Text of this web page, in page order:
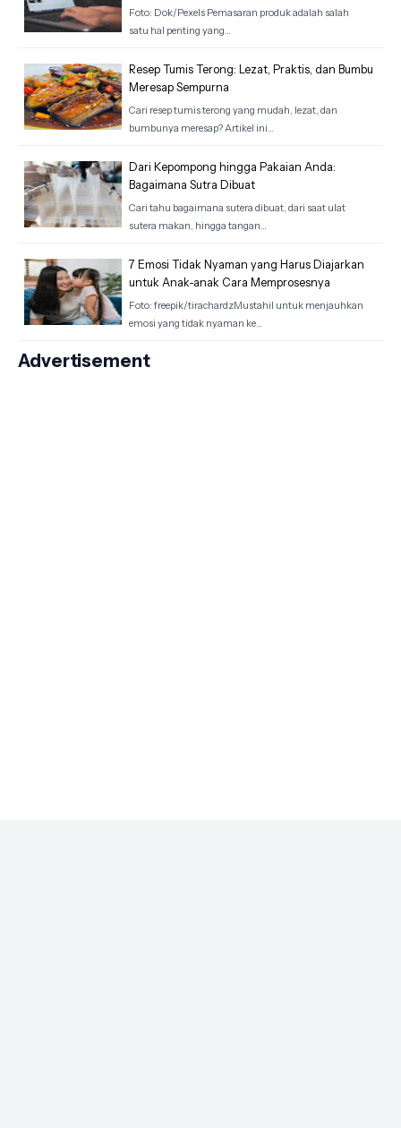
Foto: Dok/Pexels Pemasaran produk adalah salah
satu hal penting yang…
Resep Tumis Terong: Lezat, Praktis, dan Bumbu
Meresap Sempurna
Cari resep tumis terong yang mudah, lezat, dan
bumbunya meresap? Artikel ini…
Dari Kepompong hingga Pakaian Anda:
Bagaimana Sutra Dibuat
Cari tahu bagaimana sutera dibuat, dari saat ulat
sutera makan, hingga tangan…
7 Emosi Tidak Nyaman yang Harus Diajarkan
untuk Anak-anak Cara Memprosesnya
Foto: freepik/tirachardzMustahil untuk menjauhkan
emosi yang tidak nyaman ke…
Advertisement